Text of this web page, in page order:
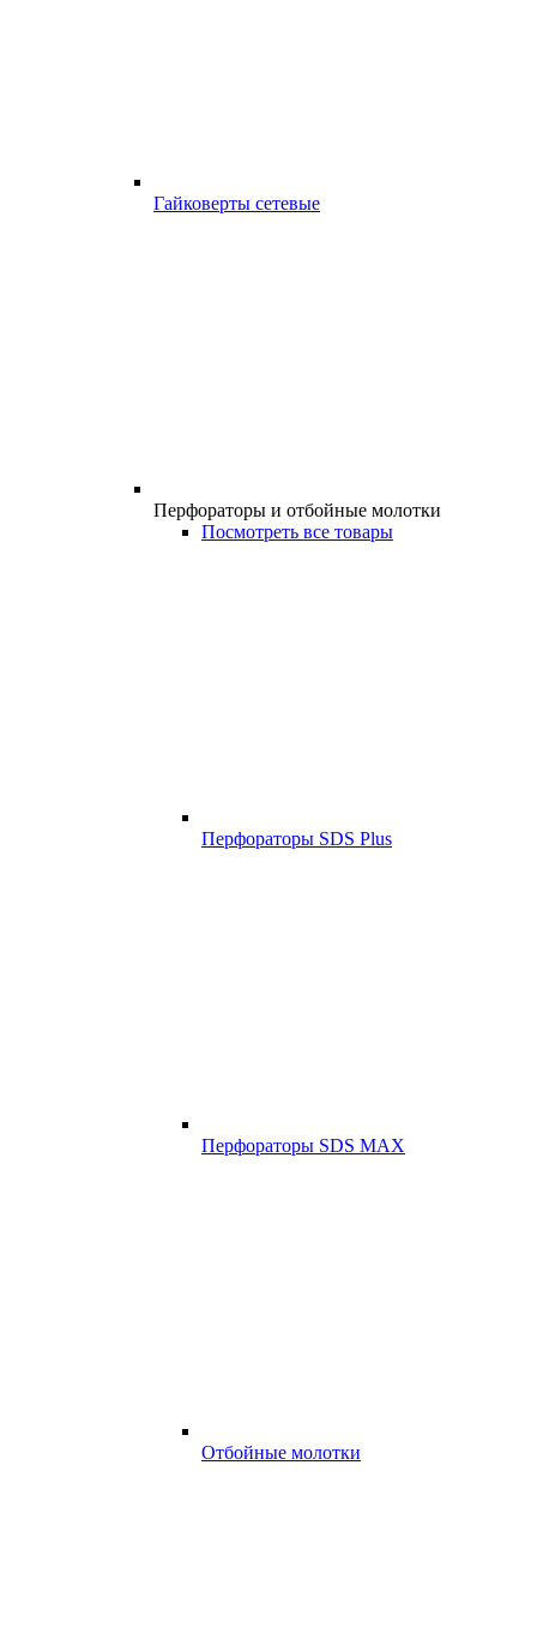
Гайковерты сетевые
Перфораторы и отбойные молотки
Посмотреть все товары
Перфораторы SDS Plus
Перфораторы SDS MAX
Отбойные молотки